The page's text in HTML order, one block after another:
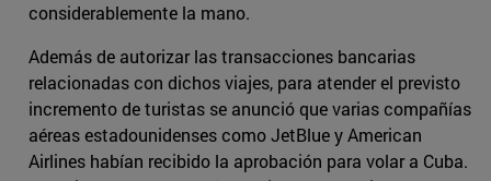
considerablemente la mano.
Además de autorizar las transacciones bancarias
relacionadas con dichos viajes, para atender el previsto
incremento de turistas se anunció que varias compañías
aéreas estadounidenses como JetBlue y American
Airlines habían recibido la aprobación para volar a Cuba.